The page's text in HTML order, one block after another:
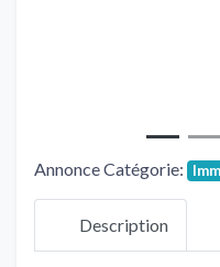
Annonce Catégorie:
Description